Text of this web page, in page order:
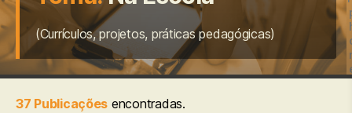
(Currículos, projetos, práticas pedagógicas)
37 Publicações encontradas.